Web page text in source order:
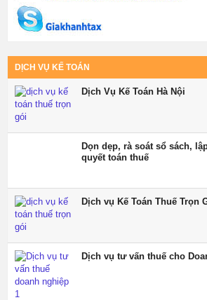
DỊCH VỤ KẾ TOÁN
Dịch Vụ Kế Toán Hà Nội
Dọn dẹp, rà soát sổ sách,
quyết toán thuế
Dịch vụ Kế Toán Thuế Trọn
Dịch vụ tư vấn thuế cho